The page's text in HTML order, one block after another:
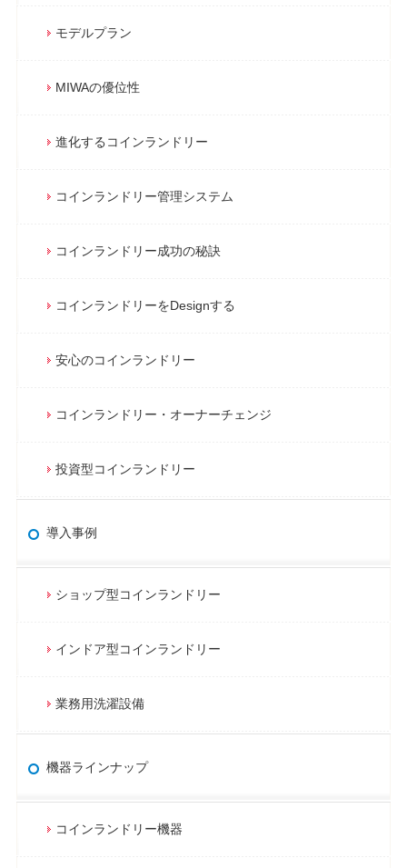
モデルプラン
MIWAの優位性
進化するコインランドリー
コインランドリー管理システム
コインランドリー成功の秘訣
コインランドリーをDesignする
安心のコインランドリー
コインランドリー・オーナーチェンジ
投資型コインランドリー
導入事例
ショップ型コインランドリー
インドア型コインランドリー
業務用洗濯設備
機器ラインナップ
コインランドリー機器